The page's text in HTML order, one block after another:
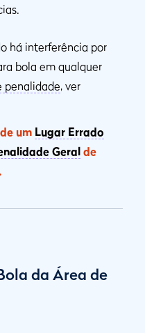
há interferência por
bola em qualquer
penalidade, ver
um Lugar Errado
Geral de
.
da Área de